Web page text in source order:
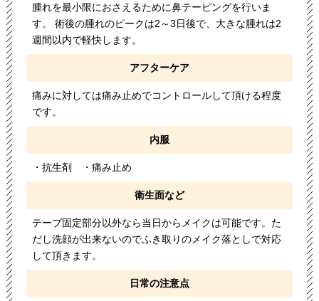
腫れを最小限におさえるために鼻テーピングを行いま
す。 術後の腫れのピークは2～3日後で、大きな腫れは2
週間以内で軽快します。
アフターケア
痛みに対しては痛み止めでコントロールして頂ける程度
です。
内服
・抗生剤 ・痛み止め
衛生面など
テープ固定部分以外なら当日からメイクは可能です。た
だし洗顔が出来ないのでふき取りのメイク落としで対応
して頂きます。
日常の注意点